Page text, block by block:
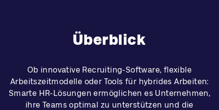
Überblick
Ob innovative Recruiting-Software, flexible
Arbeitszeitmodelle oder Tools für hybrides Arbeiten:
Smarte HR-Lösungen ermöglichen es Unternehmen,
ihre Teams optimal zu unterstützen und die